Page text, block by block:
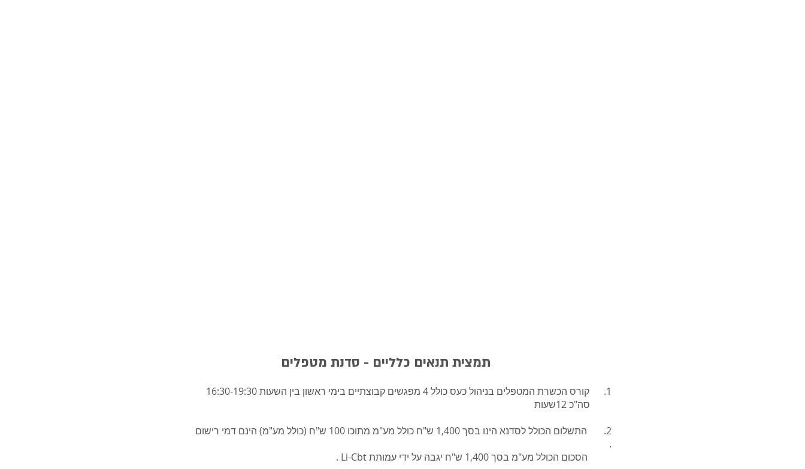
תמצית תנאים כלליים - סדנת מטפלים
1. קורס הכשרת המטפלים בניהול כעס כולל 4 מפגשים קבוצתיים בימי ראשון בין השעות 16:30-19:30
סה"כ 12שעות
2. התשלום הכולל לסדנא הינו בסך 1,400 ש"ח כולל מע"מ מתוכו 100 ש"ח (כולל מע"מ) הינם דמי רישום
.
הסכום הכולל מע"מ בסך 1,400 ש"ח יגבה על ידי עמותת Li-Cbt .